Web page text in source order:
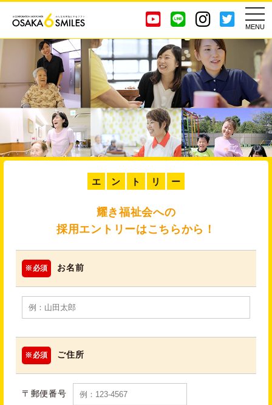
エ ン ト リ ー
耀き福祉会への
採用エントリーはこちらから！
※必須 お名前
※必須 ご住所
〒郵便番号